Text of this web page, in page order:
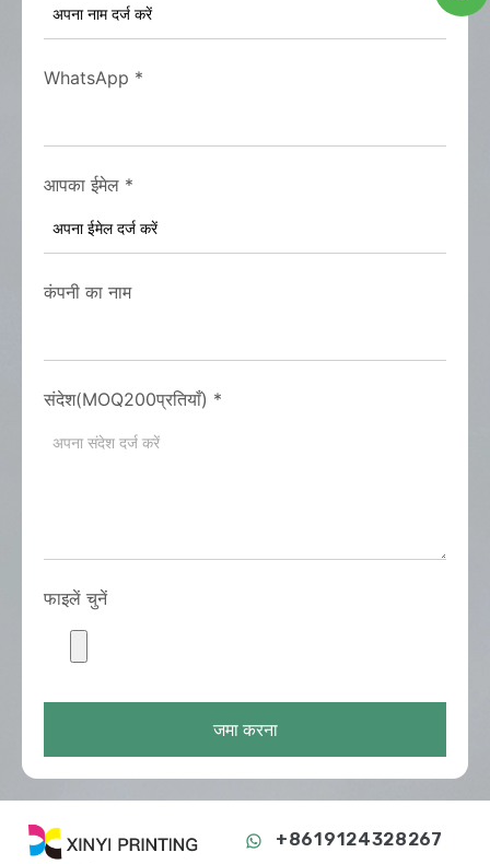
WhatsApp *
आपका ईमेल *
कंपनी का नाम
संदेश(MOQ200प्रतियाँ) *
फाइलें चुनें
जमा करना
+8619124328267